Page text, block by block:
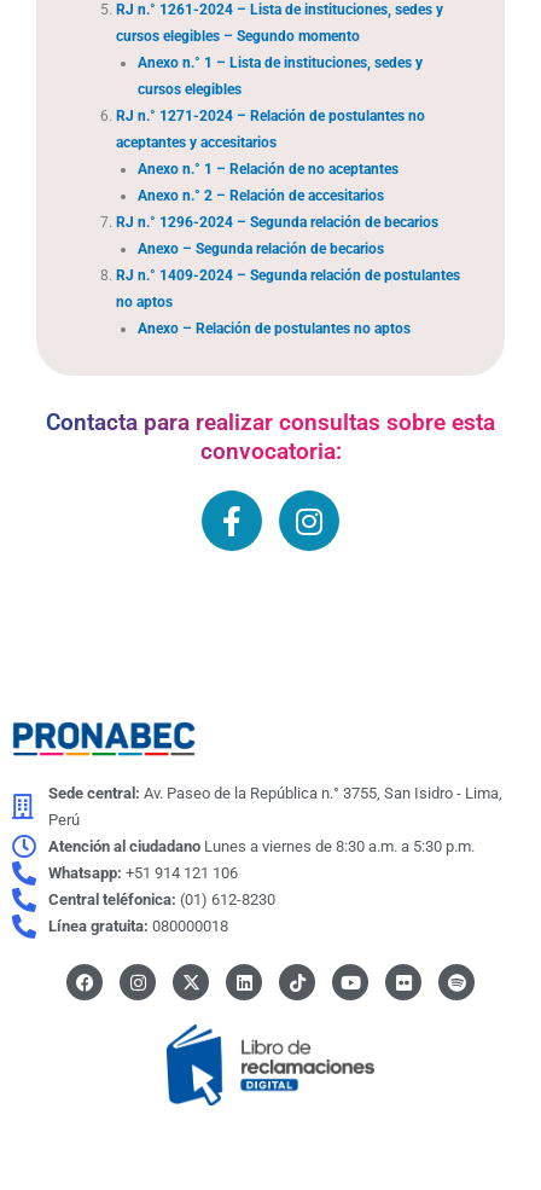
RJ n.° 1261-2024 – Lista de instituciones, sedes y
cursos elegibles – Segundo momento
Anexo n.° 1 – Lista de instituciones, sedes y
cursos elegibles
RJ n.° 1271-2024 – Relación de postulantes no
aceptantes y accesitarios
Anexo n.° 1 – Relación de no aceptantes
Anexo n.° 2 – Relación de accesitarios
RJ n.° 1296-2024 – Segunda relación de becarios
Anexo – Segunda relación de becarios
RJ n.° 1409-2024 – Segunda relación de postulantes
no aptos
Anexo – Relación de postulantes no aptos
Contacta para realizar consultas sobre esta
convocatoria:
F
a
c
I
n
s
Sede central: Av. Paseo de la República n.° 3755, San Isidro - Lima,
Perú
Atención al ciudadano Lunes a viernes de 8:30 a.m. a 5:30 p.m.
Whatsapp: +51 914 121 106
Central teléfonica: (01) 612-8230
Línea gratuita: 080000018
F
a
c
I
n
s
X
-
t
w
i
t
t
e
L
i
n
e
d
i
n
I
c
o
-
t
i
k
Y
o
u
b
e
F
l
i
S
p
o